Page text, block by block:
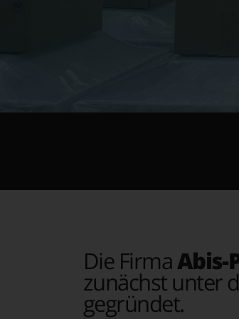
Die FirmaAbis-
zunächst unter
gegründet.